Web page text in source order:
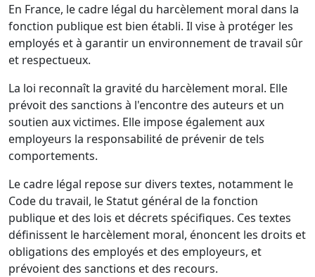
En France, le cadre légal du harcèlement moral dans la
fonction publique est bien établi. Il vise à protéger les
employés et à garantir un environnement de travail sûr
et respectueux.
La loi reconnaît la gravité du harcèlement moral. Elle
prévoit des sanctions à l'encontre des auteurs et un
soutien aux victimes. Elle impose également aux
employeurs la responsabilité de prévenir de tels
comportements.
Le cadre légal repose sur divers textes, notamment le
Code du travail, le Statut général de la fonction
publique et des lois et décrets spécifiques. Ces textes
définissent le harcèlement moral, énoncent les droits et
obligations des employés et des employeurs, et
prévoient des sanctions et des recours.